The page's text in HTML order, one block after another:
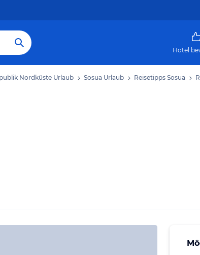
Hotel
Nordküste Urlaub Sosua Urlaub Reisetipps Sosua